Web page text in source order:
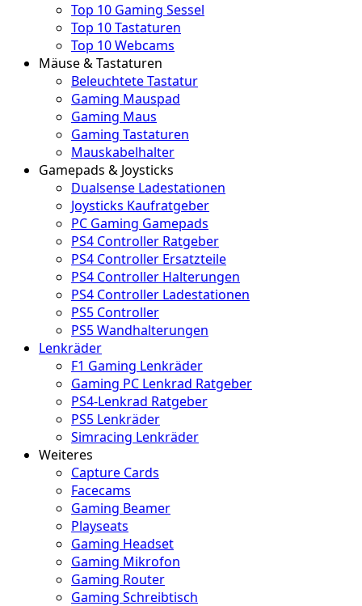
Top 10 Gaming Sessel
Top 10 Tastaturen
Top 10 Webcams
Mäuse & Tastaturen
Beleuchtete Tastatur
Gaming Mauspad
Gaming Maus
Gaming Tastaturen
Mauskabelhalter
Gamepads & Joysticks
Dualsense Ladestationen
Joysticks Kaufratgeber
PC Gaming Gamepads
PS4 Controller Ratgeber
PS4 Controller Ersatzteile
PS4 Controller Halterungen
PS4 Controller Ladestationen
PS5 Controller
PS5 Wandhalterungen
Lenkräder
F1 Gaming Lenkräder
Gaming PC Lenkrad Ratgeber
PS4-Lenkrad Ratgeber
PS5 Lenkräder
Simracing Lenkräder
Weiteres
Capture Cards
Facecams
Gaming Beamer
Playseats
Gaming Headset
Gaming Mikrofon
Gaming Router
Gaming Schreibtisch